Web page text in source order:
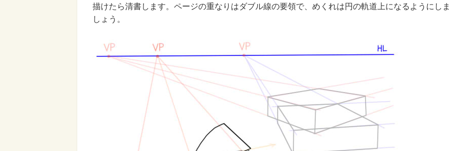
描けたら清書します。ページの重なりはダブル線の要領で、めくれは円の軌道上になるようにしま
しょう。